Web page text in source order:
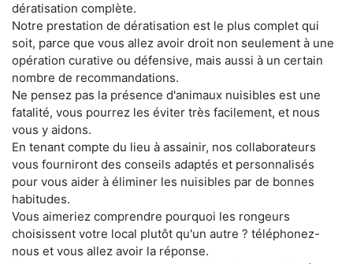
dératisation complète.
Notre prestation de dératisation est le plus complet qui
soit, parce que vous allez avoir droit non seulement à une
opération curative ou défensive, mais aussi à un certain
nombre de recommandations.
Ne pensez pas la présence d'animaux nuisibles est une
fatalité, vous pourrez les éviter très facilement, et nous
vous y aidons.
En tenant compte du lieu à assainir, nos collaborateurs
vous fourniront des conseils adaptés et personnalisés
pour vous aider à éliminer les nuisibles par de bonnes
habitudes.
Vous aimeriez comprendre pourquoi les rongeurs
choisissent votre local plutôt qu'un autre ? téléphonez-
nous et vous allez avoir la réponse.